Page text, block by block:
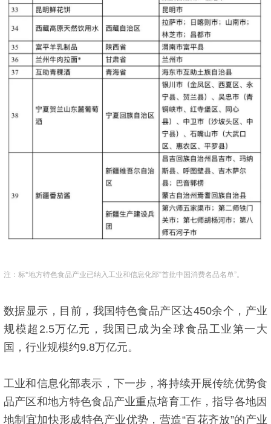
注：标*地方特色食品产业已纳入工业和信息化部“首批中国消费名品名单”。
数据显示，目前，我国特色食品产区达450余个，产业
规模超2.5万亿元，我国已成为全球食品工业第一大
国，行业规模约9.8万亿元。
工业和信息化部表示，下一步，将持续开展传统优势食
品产区和地方特色食品产业重点培育工作，指导各地因
地制宜加快形成特色产业优势，营造“百花齐放”的产业